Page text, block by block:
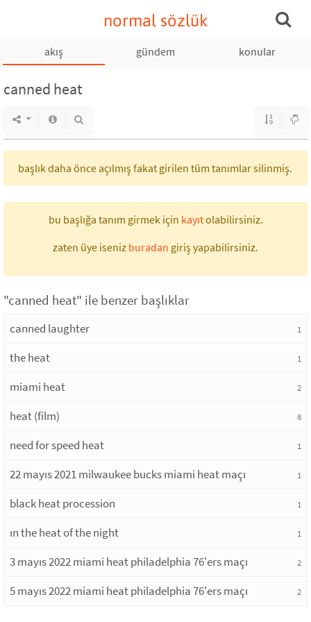
normal sözlük
akış gündem konular
canned heat
başlık daha önce açılmış fakat girilen tüm tanımlar silinmiş.
bu başlığa tanım girmek için kayıtolabilirsiniz.
zaten üye iseniz buradan giriş yapabilirsiniz.
"canned heat" ile benzer başlıklar
canned laughter 1
the heat 1
miami heat 2
heat (film) 8
need for speed heat 1
22 mayıs 2021 milwaukee bucks miami heat maçı 1
black heat procession 1
ın the heat of the night 1
3 mayıs 2022 miami heat philadelphia 76'ers maçı 2
5 mayıs 2022 miami heat philadelphia 76'ers maçı 2